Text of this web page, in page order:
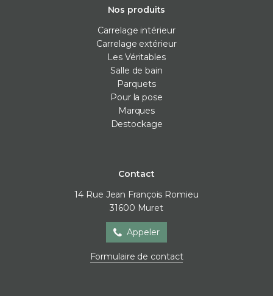
Nos produits
Carrelage intérieur
Carrelage extérieur
Les Véritables
Salle de bain
Parquets
Pour la pose
Marques
Destockage
Contact
14 Rue Jean François Romieu
31600 Muret
Appeler
Formulaire de contact